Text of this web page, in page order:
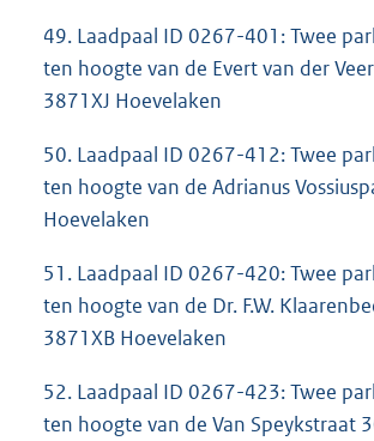
49. Laadpaal ID 0267-401: Twee
ten hoogte van de Evert van der
3871XJ Hoevelaken
50. Laadpaal ID 0267-412: Twee
ten hoogte van de Adrianus
Hoevelaken
51. Laadpaal ID 0267-420: Twee
ten hoogte van de Dr. F.W.
3871XB Hoevelaken
52. Laadpaal ID 0267-423: Twee
ten hoogte van de Van Speykstraat